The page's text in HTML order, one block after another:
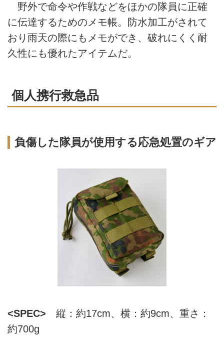
野外で命令や作戦などをほかの隊員に正確
に伝達するためのメモ帳。防水加工がされて
おり雨天の際にもメモができ、破れにくく耐
久性にも優れたアイテムだ。
個人携行救急品
負傷した隊員が使用する応急処置のギア
<SPEC> 縦：約17cm、横：約9cm、重さ：
約700g